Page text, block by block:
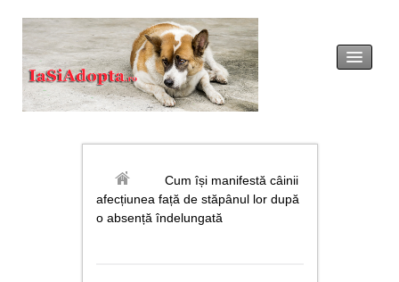
legislație
adopția
Cum își manifestă câinii
afecțiunea față de stăpânul lor după
o absență îndelungată